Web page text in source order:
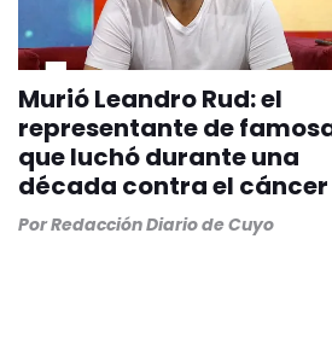
Murió Leandro Rud: el
representante de
que luchó durante una
década contra el cáncer
PorRedacción Diario de Cuyo